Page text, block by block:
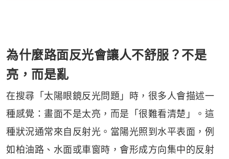
為什麼路面反光會讓人不舒服？不是
亮，而是亂
在搜尋「太陽眼鏡反光問題」時，很多人會描述一
種感覺：畫面不是太亮，而是「很難看清楚」。這
種狀況通常來自反射光。當陽光照到水平表面，例
如柏油路、水面或車窗時，會形成方向集中的反射